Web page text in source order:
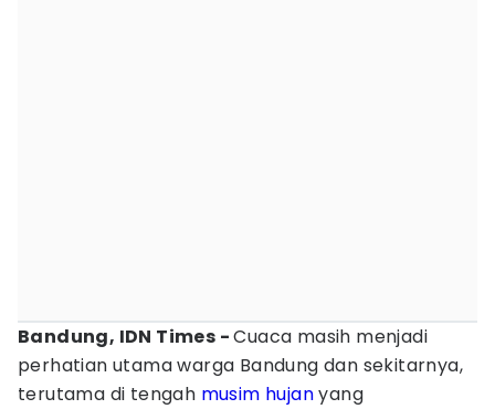
Bandung, IDN Times -Cuaca masih menjadi
perhatian utama warga Bandung dan sekitarnya,
terutama di tengah musim hujanyang